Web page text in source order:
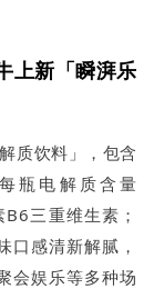
上新「瞬湃乐
质饮料」，包含
瓶电解质含量
三重维生素；
口感清新解腻，
会娱乐等多种场